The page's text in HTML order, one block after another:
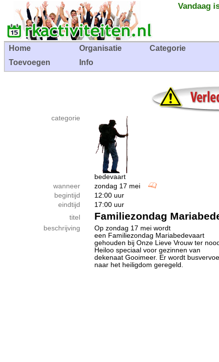
Vandaag
Home Organisatie
Categorie
Toevoegen
Info
categorie
bedevaart
wanneer
zondag 17 mei
begintijd
12:00 uur
eindtijd
17:00 uur
titel
Familiezondag
beschrijving
Op zondag 17 mei wordt
een Familiezondag Mariabedevaart
gehouden bij Onze Lieve Vrouw ter
Heiloo speciaal voor gezinnen van
dekenaat Gooimeer. Er wordt
naar het heiligdom geregeld.